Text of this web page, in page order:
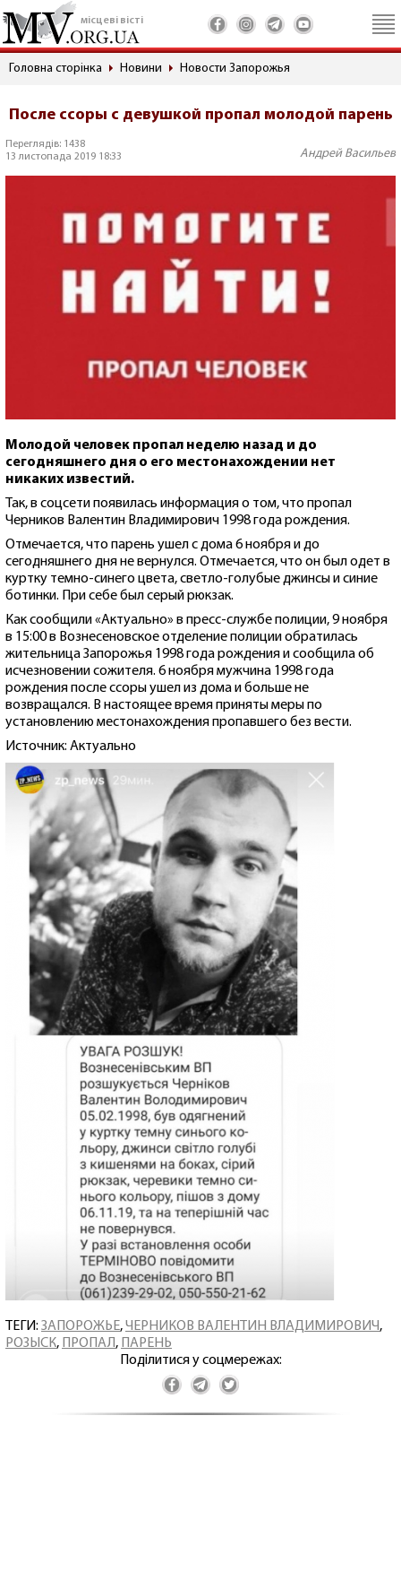
місцеві вісті
Головна сторінка Новини Новости Запорожья
После ссоры с девушкой пропал молодой парень
Переглядів: 1438
13 листопада 2019 18:33
Андрей Васильев
Молодой человек пропал неделю назад и до
сегодняшнего дня о его местонахождении нет
никаких известий.
Так, в соцсети появилась информация о том, что пропал
Черников Валентин Владимирович 1998 года рождения.
Отмечается, что парень ушел с дома 6 ноября и до
сегодняшнего дня не вернулся. Отмечается, что он был одет в
куртку темно-синего цвета, светло-голубые джинсы и синие
ботинки. При себе был серый рюкзак.
Как сообщили «Актуально» в пресс-службе полиции, 9 ноября
в 15:00 в Вознесеновское отделение полиции обратилась
жительница Запорожья 1998 года рождения и сообщила об
исчезновении сожителя. 6 ноября мужчина 1998 года
рождения после ссоры ушел из дома и больше не
возвращался. В настоящее время приняты меры по
установлению местонахождения пропавшего без вести.
Источник: Актуально
ТЕГИ: ЗАПОРОЖЬЕ,ЧЕРНИКОВ ВАЛЕНТИН ВЛАДИМИРОВИЧ,
РОЗЫСК, ПРОПАЛ, ПАРЕНЬ
Поділитися у соцмережах: